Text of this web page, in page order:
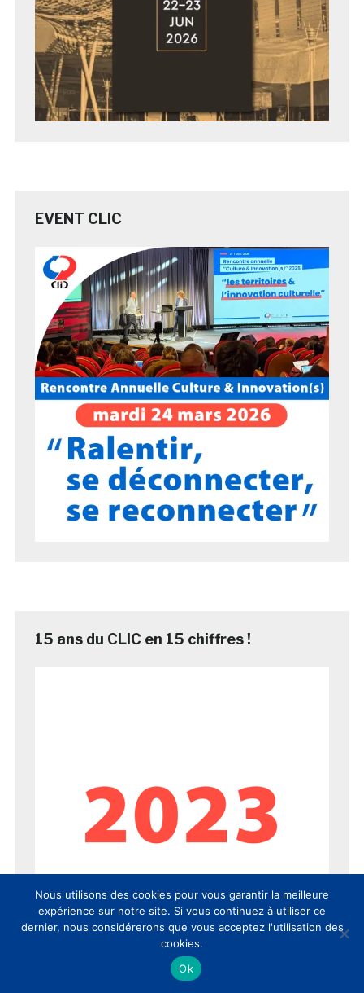
EVENT CLIC
15 ans du CLIC en 15 chiffres !
Nous utilisons des cookies pour vous garantir la meilleure
expérience sur notre site. Si vous continuez à utiliser ce
dernier, nous considérerons que vous acceptez l'utilisation des
cookies.
Ok